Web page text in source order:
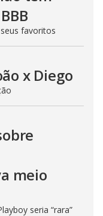
favoritos
x Diego
meio
seria “rara”